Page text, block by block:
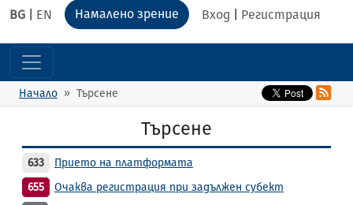
BG EN Вход Регистрация
Намалено зрение
Начало Търсене
Търсене
633
Прието на платформата
655
Очаква регистрация при задължен субект